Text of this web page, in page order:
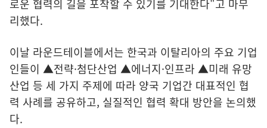
로운 협력의 길을 포착할 수 있기를 기대한다"고 마무
리했다.
이날 라운드테이블에서는 한국과 이탈리아의 주요 기업
인들이 ▲전략·첨단산업 ▲에너지·인프라 ▲미래 유망
산업 등 세 가지 주제에 따라 양국 기업간 대표적인 협
력 사례를 공유하고, 실질적인 협력 확대 방안을 논의했
다.